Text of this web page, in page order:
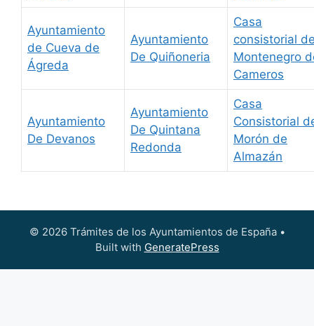
Ayuntamiento
de Cueva de
Ágreda
Ayuntamiento
De Quiñoneria
Casa
consistorial
Montenegro
Cameros
Ayuntamiento
De Devanos
Ayuntamiento
De Quintana
Redonda
Casa
Consistorial
Morón de
Almazán
© 2026 Trámites de los Ayuntamientos de España•
Built with GeneratePress